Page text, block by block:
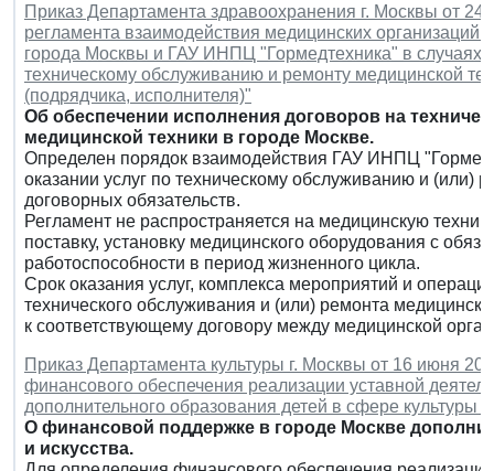
Приказ Департамента здравоохранения г. Москвы от
регламента взаимодействия медицинских организаций
города Москвы и ГАУ ИНПЦ "Гормедтехника" в случаях
техническому обслуживанию и ремонту медицинской
(подрядчика, исполнителя)"
Об обеспечении исполнения договоров на
медицинской техники в городе Москве.
Определен порядок взаимодействия ГАУ ИНПЦ
оказании услуг по техническому обслуживанию и (или)
договорных обязательств.
Регламент не распространяется на медицинскую
поставку, установку медицинского оборудования с
работоспособности в период жизненного цикла.
Срок оказания услуг, комплекса мероприятий и
технического обслуживания и (или) ремонта
к соответствующему договору между медицинской
Приказ Департамента культуры г. Москвы от 16 июня
финансового обеспечения реализации уставной
дополнительного образования детей в сфере культуры и
О финансовой поддержке в городе Москве
и искусства.